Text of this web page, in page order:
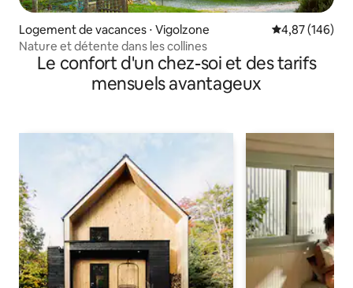
Logement de vacances ⋅ Vigolzone Évaluation
4,87 (146)
Nature et détente dans les collines
Le confort d'un chez-soi et des tarifs
mensuels avantageux